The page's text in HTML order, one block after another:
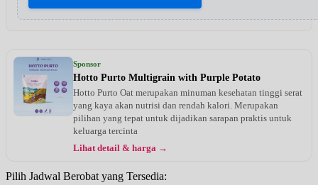
Sponsor
Hotto Purto Multigrain with Purple Potato
Hotto Purto Oat merupakan minuman kesehatan tinggi serat
yang kaya akan nutrisi dan rendah kalori. Merupakan
pilihan yang tepat untuk dijadikan sarapan praktis untuk
keluarga tercinta
Lihat detail & harga →
Pilih Jadwal Berobat yang Tersedia: